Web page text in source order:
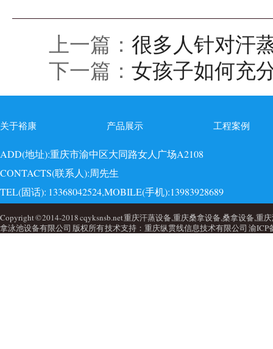
上一篇： 很多人针对汗
下一篇： 女孩子如何充
关于裕康 产品展示 工程案例
ADD(地址):重庆市渝中区大同路女人广场A2108
CONTACTS(联系人):周先生
TEL(固话): 13368042524,MOBILE(手机):13983928689
Copyright © 2014-2018 cqyksnsb.net 重庆汗蒸设备,重庆桑拿设备,桑拿设备,重
拿泳池设备有限公司 版权所有 技术支持：重庆纵贯线信息技术有限公司 渝ICP